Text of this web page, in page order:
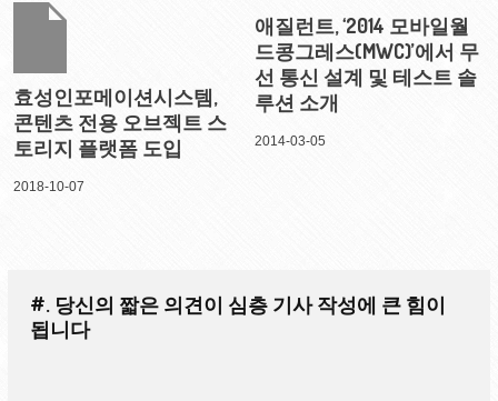
효성인포메이션시스템,
콘텐츠 전용 오브젝트 스
토리지 플랫폼 도입
2018-10-07
애질런트, ‘2014 모바일월
드콩그레스(MWC)’에서 무
선 통신 설계 및 테스트 솔
루션 소개
2014-03-05
#. 당신의 짧은 의견이 심층 기사 작성에 큰 힘이
됩니다